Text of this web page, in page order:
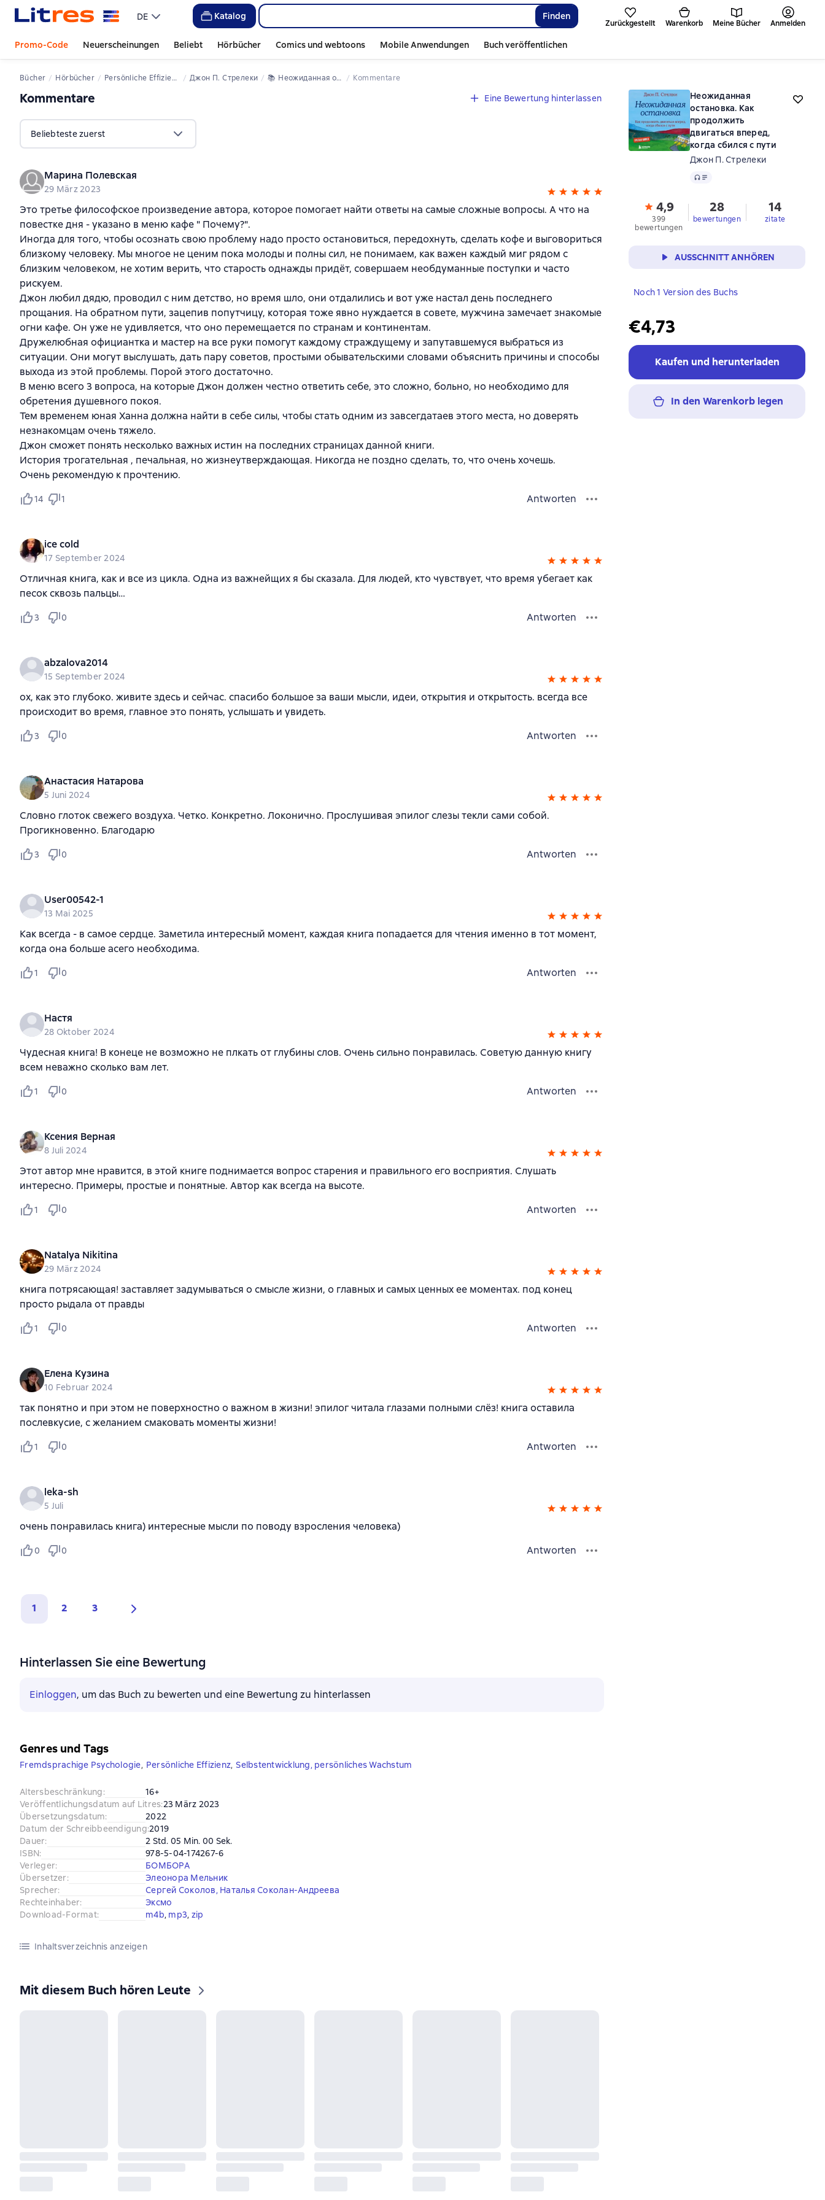
DE Katalog Finden
Zurückgestellt Warenkorb Meine Bücher Anmelden
Promo-Code Neuerscheinungen Beliebt Hörbücher Comics und webtoons Mobile Anwendungen Buch veröffentlichen
Bücher Hörbücher Persönliche Effizienz Джон П. Стрелеки 📚 Неожиданная остановка. Как продолжить двигаться вперед, когда сбился с пути Kommentare
Kommentare Eine Bewertung hinterlassen
Beliebteste zuerst
Марина Полевская
29 März 2023
Это третье философское произведение автора, которое помогает найти ответы на самые сложные вопросы. А что на
повестке дня - указано в меню кафе " Почему?".
Иногда для того, чтобы осознать свою проблему надо просто остановиться, передохнуть, сделать кофе и выговориться
близкому человеку. Мы многое не ценим пока молоды и полны сил, не понимаем, как важен каждый миг рядом с
близким человеком, не хотим верить, что старость однажды придёт, совершаем необдуманные поступки и часто
рискуем.
Джон любил дядю, проводил с ним детство, но время шло, они отдалились и вот уже настал день последнего
прощания. На обратном пути, зацепив попутчицу, которая тоже явно нуждается в совете, мужчина замечает знакомые
огни кафе. Он уже не удивляется, что оно перемещается по странам и континентам.
Дружелюбная официантка и мастер на все руки помогут каждому страждущему и запутавшемуся выбраться из
ситуации. Они могут выслушать, дать пару советов, простыми обывательскими словами объяснить причины и способы
выхода из этой проблемы. Порой этого достаточно.
В меню всего 3 вопроса, на которые Джон должен честно ответить себе, это сложно, больно, но необходимо для
обретения душевного покоя.
Тем временем юная Ханна должна найти в себе силы, чтобы стать одним из завсегдатаев этого места, но доверять
незнакомцам очень тяжело.
Джон сможет понять несколько важных истин на последних страницах данной книги.
История трогательная , печальная, но жизнеутверждающая. Никогда не поздно сделать, то, что очень хочешь.
Очень рекомендую к прочтению.
14 1 Antworten
ice cold
17 September 2024
Отличная книга, как и все из цикла. Одна из важнейщих я бы сказала. Для людей, кто чувствует, что время убегает как
песок сквозь пальцы…
3 0 Antworten
abzalova2014
15 September 2024
ох, как это глубоко. живите здесь и сейчас. спасибо большое за ваши мысли, идеи, открытия и открытость. всегда все
происходит во время, главное это понять, услышать и увидеть.
3 0 Antworten
Анастасия Натарова
5 Juni 2024
Словно глоток свежего воздуха. Четко. Конкретно. Локонично. Прослушивая эпилог слезы текли сами собой.
Прогикновенно. Благодарю
3 0 Antworten
User00542-1
13 Mai 2025
Как всегда - в самое сердце. Заметила интересный момент, каждая книга попадается для чтения именно в тот момент,
когда она больше асего необходима.
1 0 Antworten
Настя
28 Oktober 2024
Чудесная книга! В конеце не возможно не плкать от глубины слов. Очень сильно понравилась. Советую данную книгу
всем неважно сколько вам лет.
1 0 Antworten
Ксения Верная
8 Juli 2024
Этот автор мне нравится, в этой книге поднимается вопрос старения и правильного его восприятия. Слушать
интересно. Примеры, простые и понятные. Автор как всегда на высоте.
1 0 Antworten
Natalya Nikitina
29 März 2024
книга потрясающая! заставляет задумываться о смысле жизни, о главных и самых ценных ее моментах. под конец
просто рыдала от правды
1 0 Antworten
Елена Кузина
10 Februar 2024
так понятно и при этом не поверхностно о важном в жизни! эпилог читала глазами полными слёз! книга оставила
послевкусие, с желанием смаковать моменты жизни!
1 0 Antworten
leka-sh
5 Juli
очень понравилась книга) интересные мысли по поводу взросления человека)
0 0 Antworten
1 2 3
Hinterlassen Sie eine Bewertung
Einloggen, um das Buch zu bewerten und eine Bewertung zu hinterlassen
Неожиданная
остановка. Как
продолжить
двигаться вперед,
когда сбился с пути
Джон П. Стрелеки
Audio
4,9
399
bewertungen
28
bewertungen
14
zitate
AUSSCHNITT ANHÖREN
Noch 1 Version des Buchs
€4,73
Kaufen und herunterladen
In den Warenkorb legen
Genres und Tags
Fremdsprachige Psychologie, Persönliche Effizienz, Selbstentwicklung, persönliches Wachstum
Altersbeschränkung:
16+
Veröffentlichungsdatum auf Litres:23 März 2023
Übersetzungsdatum:
2022
Datum der Schreibbeendigung:2019
Dauer:
2 Std. 05 Min. 00 Sek.
ISBN:
978-5-04-174267-6
Verleger:
БОМБОРА
Übersetzer:
Элеонора Мельник
Sprecher: Сергей Соколов, Наталья Соколан-Андреева
Rechteinhaber:
Эксмо
Download-Format: m4b, mp3, zip
Inhaltsverzeichnis anzeigen
Mit diesem Buch hören Leute